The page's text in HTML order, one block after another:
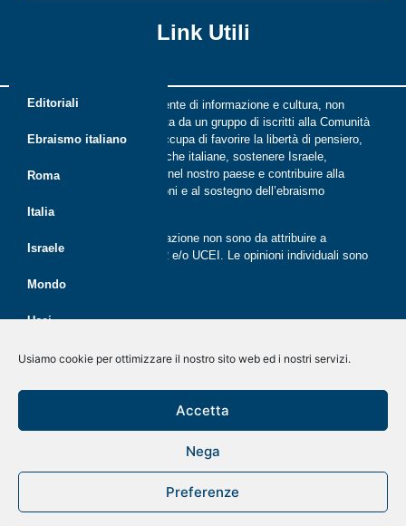
Usiamo cookie per ottimizzare il nostro sito web ed i nostri servizi.
Accetta
Nega
Preferenze
Link Utili
Editoriali
Ebraismo italiano
Roma
Italia
Israele
Mondo
Ucei
CER
Giovani
Economia
Riflessi è una rivista indipendente di informazione e cultura, non
periodica, digitale e on line nata da un gruppo di iscritti alla Comunità
ebraica di Roma. Riflessi si occupa di favorire la libertà di pensiero,
il dialogo tra le comunità ebraiche italiane, sostenere Israele,
promuovere la cultura ebraica nel nostro paese e contribuire alla
crescita delle nuove generazioni e al sostegno dell’ebraismo
italiano.
Le opinioni espresse dalla redazione non sono da attribuire a
nessuna lista presente in CER e/o UCEI. Le opinioni individuali sono
Rivista on line dal 2020